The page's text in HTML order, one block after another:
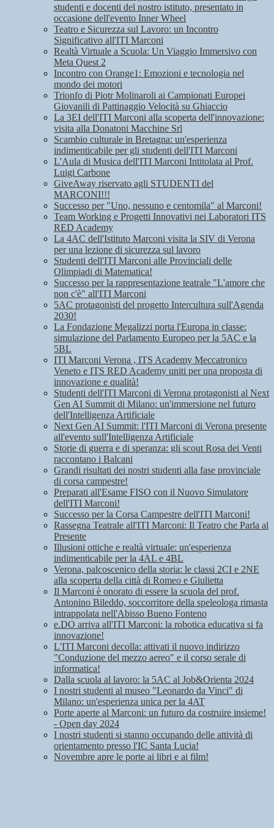
studenti e docenti del nostro istituto, presentato in
occasione dell'evento Inner Wheel
Teatro e Sicurezza sul Lavoro: un Incontro
Significativo all'ITI Marconi
Realtà Virtuale a Scuola: Un Viaggio Immersivo con
Meta Quest 2
Incontro con Orange1: Emozioni e tecnologia nel
mondo dei motori
Trionfo di Piotr Molinaroli ai Campionati Europei
Giovanili di Pattinaggio Velocità su Ghiaccio
La 3EI dell'ITI Marconi alla scoperta dell'innovazione:
visita alla Donatoni Macchine Srl
Scambio culturale in Bretagna: un'esperienza
indimenticabile per gli studenti dell'ITI Marconi
L'Aula di Musica dell'ITI Marconi Intitolata al Prof.
Luigi Carbone
GiveAway riservato agli STUDENTI del
MARCONI!!!
Successo per "Uno, nessuno e centomila" al Marconi!
Team Working e Progetti Innovativi nei Laboratori ITS
RED Academy
La 4AC dell'Istituto Marconi visita la SIV di Verona
per una lezione di sicurezza sul lavoro
Studenti dell'ITI Marconi alle Provinciali delle
Olimpiadi di Matematica!
Successo per la rappresentazione teatrale "L'amore che
non c'è" all'ITI Marconi
5AC protagonisti del progetto Intercultura sull'Agenda
2030!
La Fondazione Megalizzi porta l'Europa in classe:
simulazione del Parlamento Europeo per la 5AC e la
5BL
ITI Marconi Verona , ITS Academy Meccatronico
Veneto e ITS RED Academy uniti per una proposta di
innovazione e qualità!
Studenti dell'ITI Marconi di Verona protagonisti al Next
Gen AI Summit di Milano: un'immersione nel futuro
dell'Intelligenza Artificiale
Next Gen AI Summit: l'ITI Marconi di Verona presente
all'evento sull'Intelligenza Artificiale
Storie di guerra e di speranza: gli scout Rosa dei Venti
raccontano i Balcani
Grandi risultati dei nostri studenti alla fase provinciale
di corsa campestre!
Preparati all'Esame FISO con il Nuovo Simulatore
dell'ITI Marconi!
Successo per la Corsa Campestre dell'ITI Marconi!
Rassegna Teatrale all'ITI Marconi: Il Teatro che Parla al
Presente
Illusioni ottiche e realtà virtuale: un'esperienza
indimenticabile per la 4AL e 4BL
Verona, palcoscenico della storia: le classi 2CI e 2NE
alla scoperta della città di Romeo e Giulietta
Il Marconi è onorato di essere la scuola del prof.
Antonino Bileddo, soccorritore della speleologa rimasta
intrappolata nell'Abisso Bueno Fonteno
e.DO arriva all'ITI Marconi: la robotica educativa si fa
innovazione!
L'ITI Marconi decolla: attivati il nuovo indirizzo
"Conduzione del mezzo aereo" e il corso serale di
informatica!
Dalla scuola al lavoro: la 5AC al Job&Orienta 2024
I nostri studenti al museo "Leonardo da Vinci" di
Milano: un'esperienza unica per la 4AT
Porte aperte al Marconi: un futuro da costruire insieme!
- Open day 2024
I nostri studenti si stanno occupando delle attività di
orientamento presso l'IC Santa Lucia!
Novembre apre le porte ai libri e ai film!